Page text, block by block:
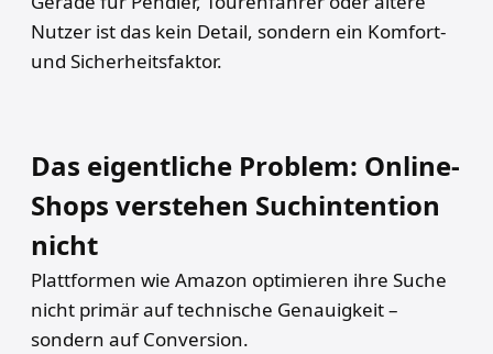
Nutzer ist das kein Detail, sondern ein Komfort-
und Sicherheitsfaktor.
Das eigentliche Problem: Online-
Shops verstehen Suchintention
nicht
Plattformen wie Amazon optimieren ihre Suche
nicht primär auf technische Genauigkeit –
sondern auf Conversion.